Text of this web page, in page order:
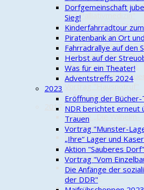
Vortrag
und Palliativmedizin"
Aktion "Saubere Stadt"
Maifrühschoppen
Kunstwerk für "Alte
Cold-Water-Beer-
Streuobstwiesenfest
NDR: "Funkloch" Trauen
1. Trauener
2017
Vortrag „Die Wilhelm-
Bockelmann-Straße"
Info Straßenausbau
Aktion "Saubere Stadt"
Maifrühschoppen 2017
Vortrag "Lüneburger
Wolfsland"
Schützenumzug
Dorfgemeinschaft
Sieg!
Kinderfahrradtour
Piratenbank an Ort
Fahrradrallye auf den
Herbst auf der
Was für ein Theater!
Adventstreffs 2024
2023
Eröffnung der Bücher-
NDR berichtet erneut
Trauen
Vortrag "Munster-
„Ihre“ Lager und
Aktion "Sauberes Dorf"
Vortrag "Vom
Die Anfänge der
der DDR"